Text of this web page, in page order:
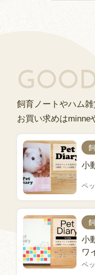
飼育ノートやハム
お買い求めはminne
小
ペ
小
ワ
ペ